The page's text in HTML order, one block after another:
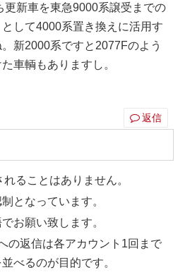
更新車を東急9000系譲受までの
して4000系置き換えに活用す
新2000系ですと2077Fのよう
車輌もありますし。
返信
ることはありません。
となっています。
お願い致します。
の返信は各アカウント1回まで
べるのが目的です。